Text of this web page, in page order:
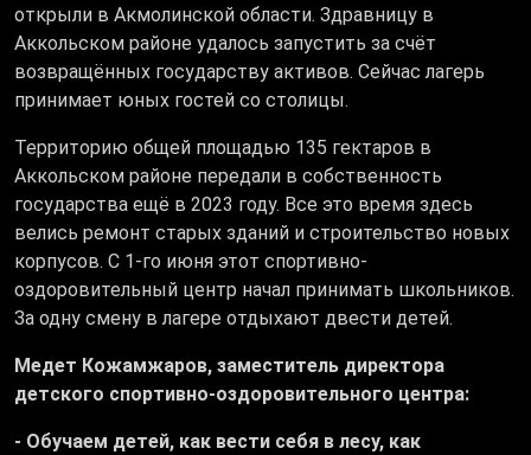
открыли в Акмолинской области. Здравницу в
Аккольском районе удалось запустить за счёт
возвращённых государству активов. Сейчас лагерь
принимает юных гостей со столицы.
Территорию общей площадью 135 гектаров в
Аккольском районе передали в собственность
государства ещё в 2023 году. Все это время здесь
велись ремонт старых зданий и строительство новых
корпусов. С 1-го июня этот спортивно-
оздоровительный центр начал принимать школьников.
За одну смену в лагере отдыхают двести детей.
Медет Кожамжаров, заместитель директора
детского спортивно-оздоровительного центра:
- Обучаем детей, как вести себя в лесу, как